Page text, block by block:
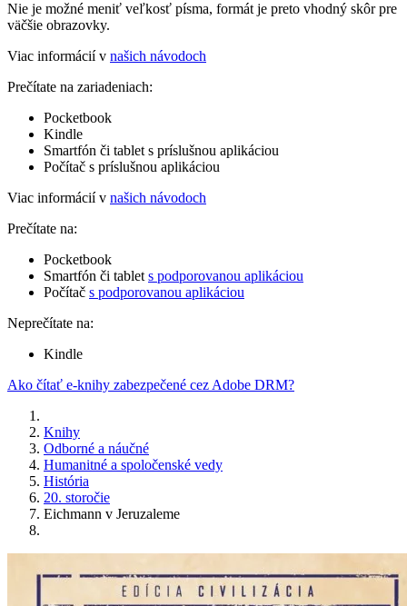
Nie je možné meniť veľkosť písma, formát je preto vhodný skôr pre
väčšie obrazovky.
Viac informácií v našich návodoch
Prečítate na zariadeniach:
Pocketbook
Kindle
Smartfón či tablet s príslušnou aplikáciou
Počítač s príslušnou aplikáciou
Viac informácií v našich návodoch
Prečítate na:
Pocketbook
Smartfón či tablet s podporovanou aplikáciou
Počítač s podporovanou aplikáciou
Neprečítate na:
Kindle
Ako čítať e-knihy zabezpečené cez Adobe DRM?
Knihy
Odborné a náučné
Humanitné a spoločenské vedy
História
20. storočie
Eichmann v Jeruzaleme